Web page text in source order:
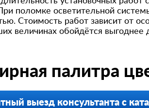
поломке осветительной
Стоимость работ зависит от
обойдётся выгоднее
палитра
выезд консультанта с